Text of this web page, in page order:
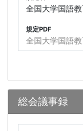
全国大学国語
規定PDF
全国大学国語
総会議事録